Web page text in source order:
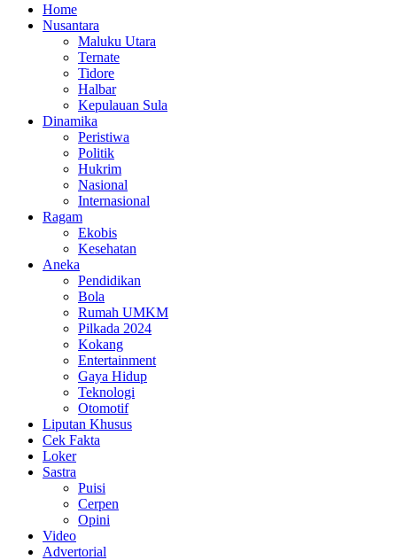
Home
Nusantara
Maluku Utara
Ternate
Tidore
Halbar
Kepulauan Sula
Dinamika
Peristiwa
Politik
Hukrim
Nasional
Internasional
Ragam
Ekobis
Kesehatan
Aneka
Pendidikan
Bola
Rumah UMKM
Pilkada 2024
Kokang
Entertainment
Gaya Hidup
Teknologi
Otomotif
Liputan Khusus
Cek Fakta
Loker
Sastra
Puisi
Cerpen
Opini
Video
Advertorial